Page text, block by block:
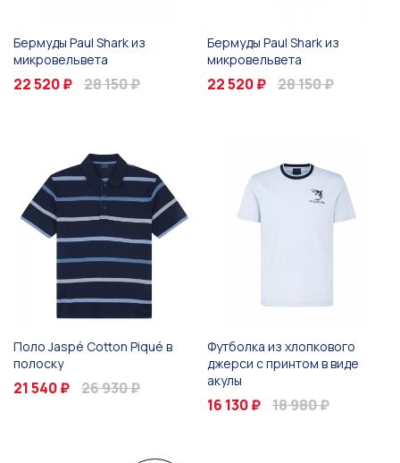
Бермуды Paul Shark из
микровельвета
22 520 ₽ 28 150 ₽
Бермуды Paul Shark из
микровельвета
22 520 ₽ 28 150 ₽
Поло Jaspé Cotton Piqué в
полоску
21 540 ₽ 26 930 ₽
Футболка из хлопкового
джерси с принтом в виде
акулы
16 130 ₽ 18 980 ₽